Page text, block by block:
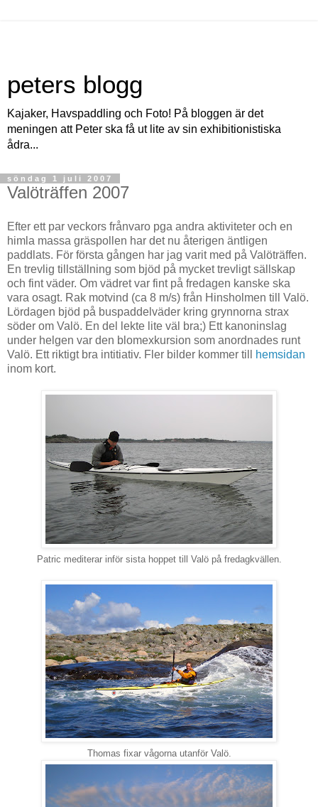
peters blogg
Kajaker, Havspaddling och Foto! På bloggen är det
meningen att Peter ska få ut lite av sin exhibitionistiska
ådra...
söndag 1 juli 2007
Valöträffen 2007
Efter ett par veckors frånvaro pga andra aktiviteter och en
himla massa gräspollen har det nu återigen äntligen
paddlats. För första gången har jag varit med på Valöträffen.
En trevlig tillställning som bjöd på mycket trevligt sällskap
och fint väder. Om vädret var fint på fredagen kanske ska
vara osagt. Rak motvind (ca 8 m/s) från Hinsholmen till Valö.
Lördagen bjöd på buspaddelväder kring grynnorna strax
söder om Valö. En del lekte lite väl bra;) Ett kanoninslag
under helgen var den blomexkursion som anordnades runt
Valö. Ett riktigt bra intitiativ. Fler bilder kommer till
hemsidan
inom kort.
Patric mediterar inför sista hoppet till Valö på fredagkvällen.
Thomas fixar vågorna utanför Valö.